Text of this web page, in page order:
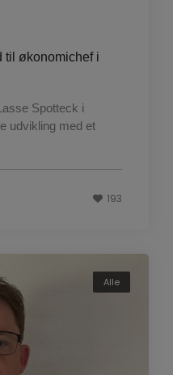
til økonomichef i
Spotteck i
udvikling med et
193
Alle